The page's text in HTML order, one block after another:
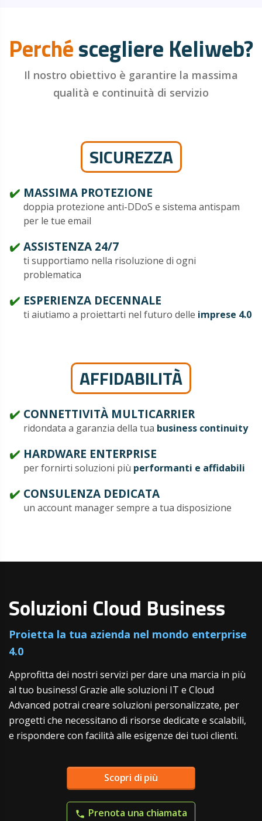
Perchéscegliere Keliweb?
Il nostro obiettivo è garantire la massima
qualità e continuità di servizio
SICUREZZA
MASSIMA PROTEZIONE
doppia protezione anti-DDoS e sistema antispam
per le tue email
ASSISTENZA 24/7
ti supportiamo nella risoluzione di ogni
problematica
ESPERIENZA DECENNALE
ti aiutiamo a proiettarti nel futuro delle imprese 4.0
AFFIDABILITÀ
CONNETTIVITÀ MULTICARRIER
ridondata a garanzia della tua business continuity
HARDWARE ENTERPRISE
per fornirti soluzioni più performanti e affidabili
CONSULENZA DEDICATA
un account manager sempre a tua disposizione
Soluzioni Cloud Business
Proietta la tua azienda nel mondo enterprise
4.0
Approfitta dei nostri servizi per dare una marcia in più
al tuo business! Grazie alle soluzioni IT e Cloud
Advanced potrai creare soluzioni personalizzate, per
progetti che necessitano di risorse dedicate e scalabili,
e rispondere con facilità alle esigenze dei tuoi clienti.
Scopri di più
phone Prenota una chiamata